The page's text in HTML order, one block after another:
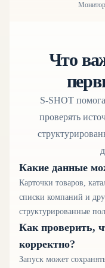
Что
S-SHOT
проверять
Какие данные
Карточки товаров,
списки компаний и
структурированные
Как проверить,
корректно?
Запуск может